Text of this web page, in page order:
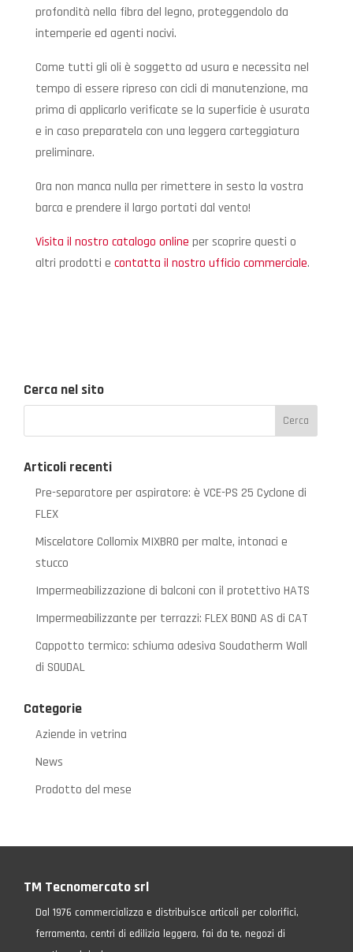
profondità nella fibra del legno, proteggendolo da
intemperie ed agenti nocivi.
Come tutti gli oli è soggetto ad usura e necessita nel
tempo di essere ripreso con cicli di manutenzione, ma
prima di applicarlo verificate se la superficie è usurata
e in caso preparatela con una leggera carteggiatura
preliminare.
Ora non manca nulla per rimettere in sesto la vostra
barca e prendere il largo portati dal vento!
Visita il nostro catalogo online per scoprire questi o
altri prodotti e contatta il nostro ufficio commerciale.
Cerca nel sito
Articoli recenti
Pre-separatore per aspiratore: è VCE-PS 25 Cyclone di
FLEX
Miscelatore Collomix MIXBRO per malte, intonaci e
stucco
Impermeabilizzazione di balconi con il protettivo HATS
Impermeabilizzante per terrazzi: FLEX BOND AS di CAT
Cappotto termico: schiuma adesiva Soudatherm Wall
di SOUDAL
Categorie
Aziende in vetrina
News
Prodotto del mese
TM Tecnomercato srl
Dal 1976 commercializza e distribuisce articoli per colorifici,
ferramenta, centri di edilizia leggera, fai da te, negozi di